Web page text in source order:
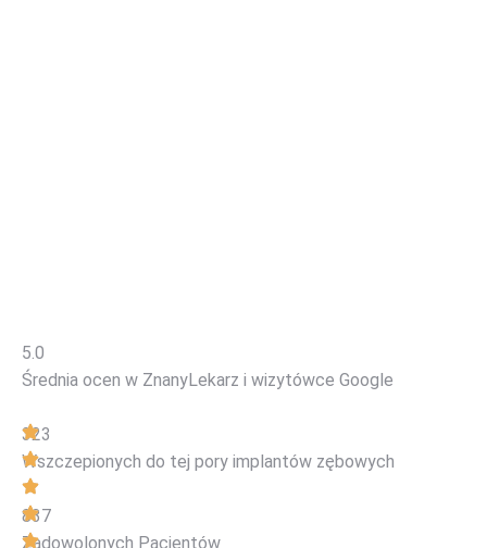
5.0
Średnia ocen w ZnanyLekarz i wizytówce Google
323
Wszczepionych do tej pory implantów zębowych
837
Zadowolonych Pacjentów